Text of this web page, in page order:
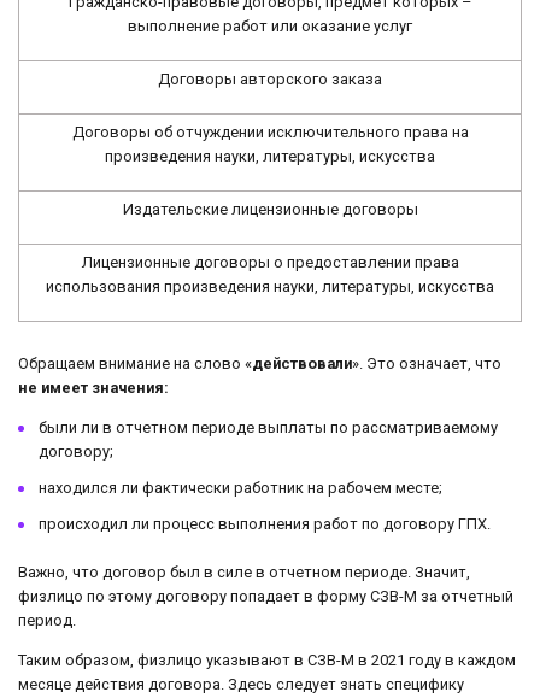
выполнение работ или оказание услуг
Договоры авторского заказа
Договоры об отчуждении исключительного права на
произведения науки, литературы, искусства
Издательские лицензионные договоры
Лицензионные договоры о предоставлении права
использования произведения науки, литературы, искусства
Обращаем внимание на слово «действовали». Это означает, что
не имеет значения:
были ли в отчетном периоде выплаты по рассматриваемому
договору;
находился ли фактически работник на рабочем месте;
происходил ли процесс выполнения работ по договору ГПХ.
Важно, что договор был в силе в отчетном периоде. Значит,
физлицо по этому договору попадает в форму СЗВ-М за отчетный
период.
Таким образом, физлицо указывают в СЗВ-М в 2021 году в каждом
месяце действия договора. Здесь следует знать специфику